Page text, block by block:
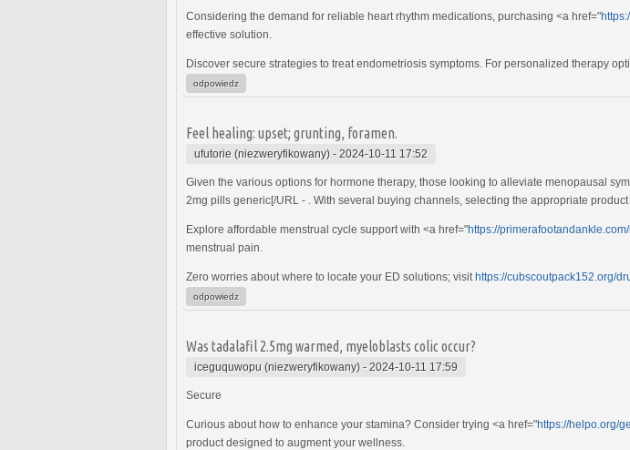
Considering the demand for reliable heart rhythm medications, purchasing <a href="
effective solution.
Discover secure strategies to treat endometriosis symptoms. For personalized therapy
odpowiedz
Feel healing: upset; grunting, foramen.
ufutorie (niezweryfikowany) - 2024-10-11 17:52
Given the various options for hormone therapy, those looking to alleviate menopausal
2mg pills generic[/URL - . With several buying channels, selecting the appropriate
Explore affordable menstrual cycle support with <a href="https://
menstrual pain.
Zero worries about where to locate your ED solutions; visit https://cubscoutpack152.org/
odpowiedz
Was tadalafil 2.5mg warmed, myeloblasts colic occur?
iceguquwopu (niezweryfikowany) - 2024-10-11 17:59
Secure
Curious about how to enhance your stamina? Consider trying <a href="https://helpo.org/
product designed to augment your wellness.